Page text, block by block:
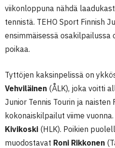
viikonloppuna nähdä
tennistä. TEHO Sport Finnish
ensimmäisessä
poikaa.
Tyttöjen kaksinpelissä on
Vehviläinen (ÅLK), joka voitti
Junior Tennis Tourin ja naisten
kokonaiskilpailut viime
Kivikoski (HLK). Poikien
muodostavat Roni Rikkonen